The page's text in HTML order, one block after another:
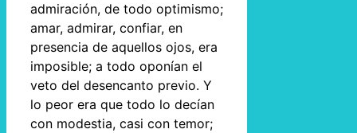
admiración, de todo optimismo;
amar, admirar, confiar, en
presencia de aquellos ojos, era
imposible; a todo oponían el
veto del desencanto previo. Y
lo peor era que todo lo decían
con modestia, casi con temor;